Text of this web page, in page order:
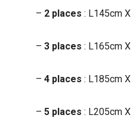
– 2 places : L145cm
– 3 places : L165cm
– 4 places : L185cm
– 5 places : L205cm